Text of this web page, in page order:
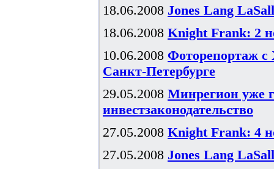
18.06.2008 Jones Lang
18.06.2008 Knight Frank: 2
10.06.2008 Фоторепортаж с
Санкт-Петербурге
29.05.2008 Минрегион уже
инвестзаконодательство
27.05.2008 Knight Frank: 4
27.05.2008 Jones Lang